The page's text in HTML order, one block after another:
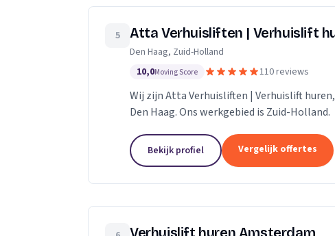
5 Atta Verhuisliften | Verhuislift
Den Haag, Zuid-Holland
10,0Moving Score 110 reviews
Wij zijn Atta Verhuisliften | Verhuislift
Den Haag. Ons werkgebied is Zuid-Holland.
Bekijk profiel Vergelijk offertes
Verhuislift huren Amsterdam